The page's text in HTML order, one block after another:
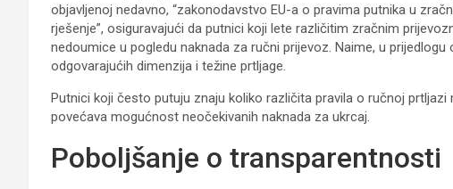
objavljenoj nedavno, “zakonodavstvo EU-a o pravima putnika u
rješenje”, osiguravajući da putnici koji lete različitim zračnim
nedoumice u pogledu naknada za ručni prijevoz. Naime, u
odgovarajućih dimenzija i težine prtljage.
Putnici koji često putuju znaju koliko različita pravila o ručnoj
povećava mogućnost neočekivanih naknada za ukrcaj.
Poboljšanje o transparentnosti